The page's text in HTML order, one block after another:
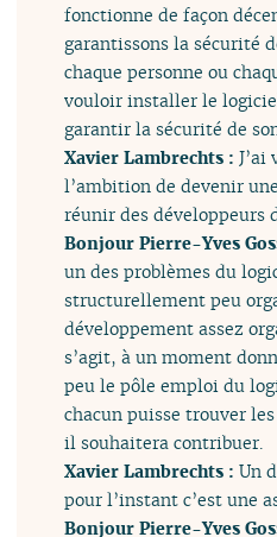
fonctionne de façon
garantissons la sécurité
chaque personne ou
vouloir installer le
garantir la sécurité de
Xavier Lambrechts :J’ai
l’ambition de devenir
réunir des développeurs
Bonjour Pierre-Yves
un des problèmes du
structurellement peu
développement assez
s’agit, à un moment
peu le pôle emploi du
chacun puisse trouver
il souhaitera contribuer.
Xavier Lambrechts :Un
pour l’instant c’est une
Bonjour Pierre-Yves